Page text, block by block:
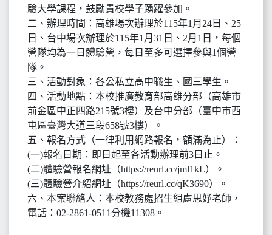
驗大學課程，鼓勵貴校學子踴躍參加。
二、辦理時間：高雄場次辦理於115年1月24日、25
日、台中場次辦理於115年1月31日、2月1日，每個
營隊均為一日體驗營，每日至多可選擇參與1個營
隊。
三、活動對象：各公私立高中職生、國三學生。
四、活動地點：本校推廣教育部高雄分部（高雄市
前金區中正四路215號3樓）及台中分部（臺中市西
屯區臺灣大道三段658號3樓）。
五、報名方式（一律利用網路報名，額滿為止）：
(一)報名日期：即日起至各活動辦理前3日止。
(二)體驗營報名網址（https://reurl.cc/jml1kL）。
(三)體驗營介紹網址（https://reurl.cc/qK3690）。
六、本案聯絡人：本校教務處招生組盧思妤老師，
電話：02-2861-0511分機11308。